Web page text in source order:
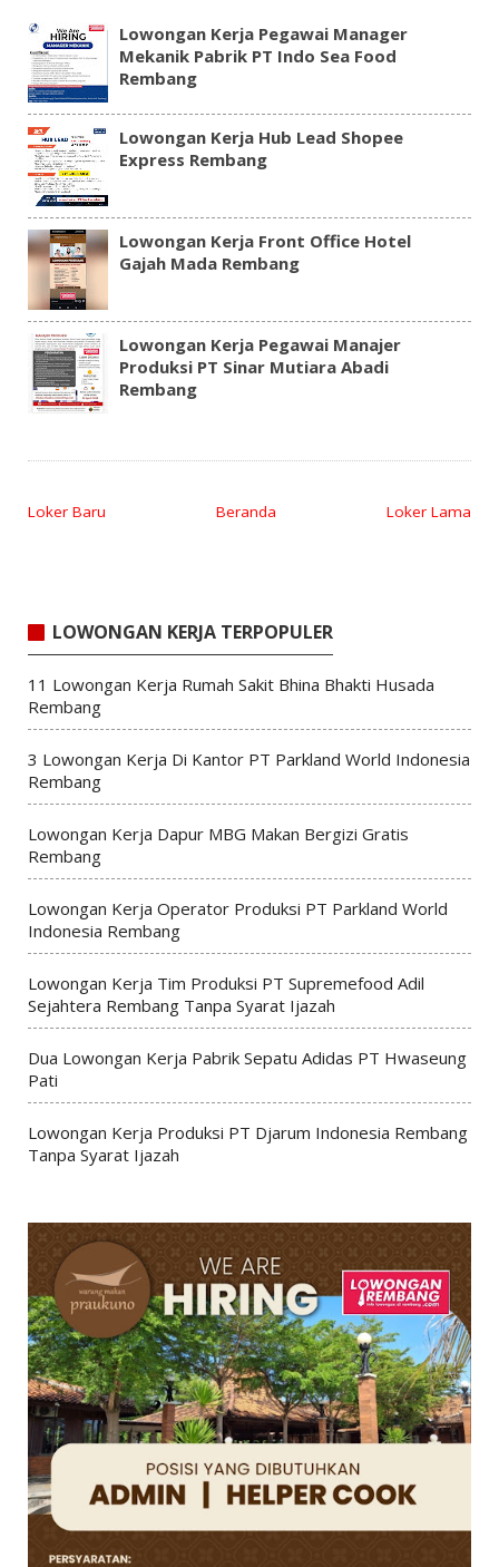
Lowongan Kerja Pegawai Manager
Mekanik Pabrik PT Indo Sea Food
Rembang
Lowongan Kerja Hub Lead Shopee
Express Rembang
Lowongan Kerja Front Office Hotel
Gajah Mada Rembang
Lowongan Kerja Pegawai Manajer
Produksi PT Sinar Mutiara Abadi
Rembang
Loker Baru Loker Lama
Beranda
LOWONGAN KERJA TERPOPULER
11 Lowongan Kerja Rumah Sakit Bhina Bhakti Husada
Rembang
3 Lowongan Kerja Di Kantor PT Parkland World Indonesia
Rembang
Lowongan Kerja Dapur MBG Makan Bergizi Gratis
Rembang
Lowongan Kerja Operator Produksi PT Parkland World
Indonesia Rembang
Lowongan Kerja Tim Produksi PT Supremefood Adil
Sejahtera Rembang Tanpa Syarat Ijazah
Dua Lowongan Kerja Pabrik Sepatu Adidas PT Hwaseung
Pati
Lowongan Kerja Produksi PT Djarum Indonesia Rembang
Tanpa Syarat Ijazah